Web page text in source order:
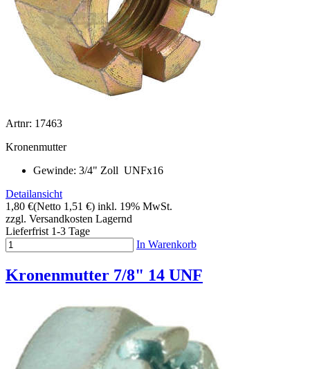
Artnr: 17463
Kronenmutter
Gewinde: 3/4" Zoll UNFx16
Detailansicht
1,80 €(Netto 1,51 €) inkl. 19% MwSt.
zzgl. Versandkosten Lagernd
Lieferfrist 1-3 Tage
In Warenkorb
Kronenmutter 7/8" 14 UNF